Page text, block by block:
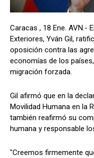
Caracas , 18 Ene. AVN.-
Exteriores, Yván Gil,
oposición contra las
economías de los
migración forzada.
Gil afirmó que en la
Movilidad Humana en la
también reafirmó su
humana y responsable
"Creemos firmemente